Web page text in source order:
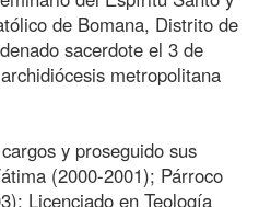
de Bomana, Distrito de
sacerdote el 3 de
metropolitana
y proseguido sus
(2000-2001); Párroco
Licenciado en Teología